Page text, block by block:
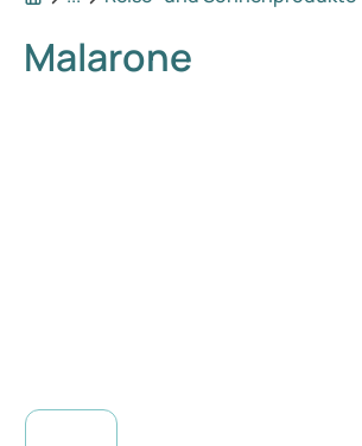
Malarone